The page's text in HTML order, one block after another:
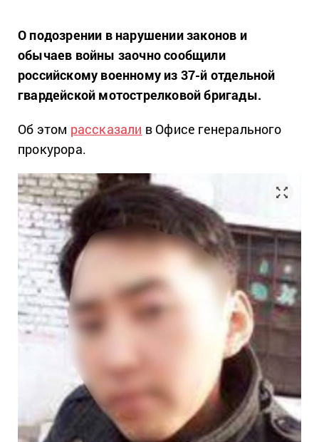
О подозрении в нарушении законов и
обычаев войны заочно сообщили
российскому военному из 37-й отдельной
гвардейской мотострелковой бригады.
Об этом рассказали в Офисе генерального
прокурора.